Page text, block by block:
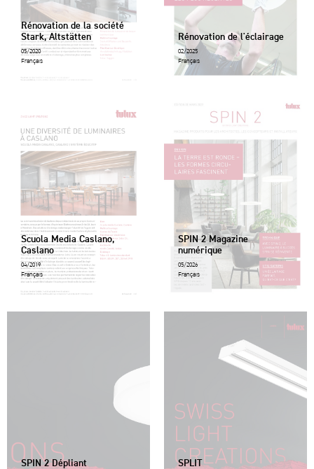
Rénovation de la société
Stark, Altstätten
05/2020
Français
Rénovation de l'éclairage
02/2025
Français
Scuola Media Caslano,
Caslano
04/2019
Français
SPIN 2 Magazine
numérique
05/2026
Français
SPIN 2 Dépliant SPLIT